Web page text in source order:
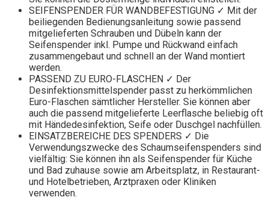
SEIFENSPENDER FÜR WANDBEFESTIGUNG ✓ Mit der
beiliegenden Bedienungsanleitung sowie passend
mitgelieferten Schrauben und Dübeln kann der
Seifenspender inkl. Pumpe und Rückwand einfach
zusammengebaut und schnell an der Wand montiert
werden.
PASSEND ZU EURO-FLASCHEN ✓ Der
Desinfektionsmittelspender passt zu herkömmlichen
Euro-Flaschen sämtlicher Hersteller. Sie können aber
auch die passend mitgelieferte Leerflasche beliebig oft
mit Händedesinfektion, Seife oder Duschgel nachfüllen.
EINSATZBEREICHE DES SPENDERS ✓ Die
Verwendungszwecke des Schaumseifenspenders sind
vielfältig: Sie können ihn als Seifenspender für Küche
und Bad zuhause sowie am Arbeitsplatz, in Restaurant-
und Hotelbetrieben, Arztpraxen oder Kliniken
verwenden.